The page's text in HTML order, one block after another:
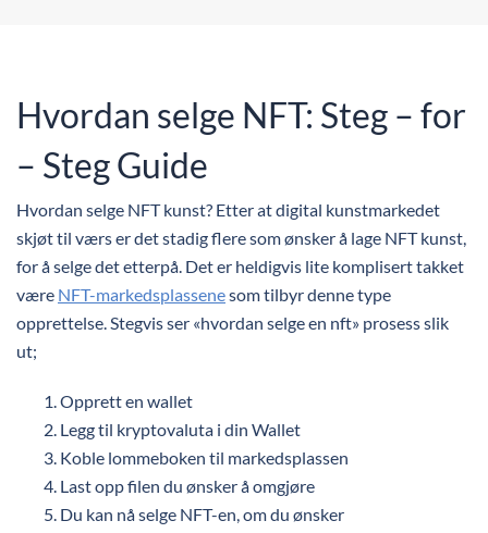
Hvordan selge NFT: Steg – for
– Steg Guide
Hvordan selge NFT kunst? Etter at digital kunstmarkedet
skjøt til værs er det stadig flere som ønsker å lage NFT kunst,
for å selge det etterpå. Det er heldigvis lite komplisert takket
være NFT-markedsplassenesom tilbyr denne type
opprettelse. Stegvis ser «hvordan selge en nft» prosess slik
ut;
Opprett en wallet
Legg til kryptovaluta i din Wallet
Koble lommeboken til markedsplassen
Last opp filen du ønsker å omgjøre
Du kan nå selge NFT-en, om du ønsker